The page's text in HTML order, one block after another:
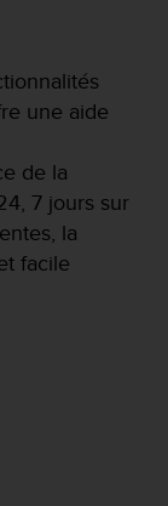
une aide
de la
7 jours sur
la
facile